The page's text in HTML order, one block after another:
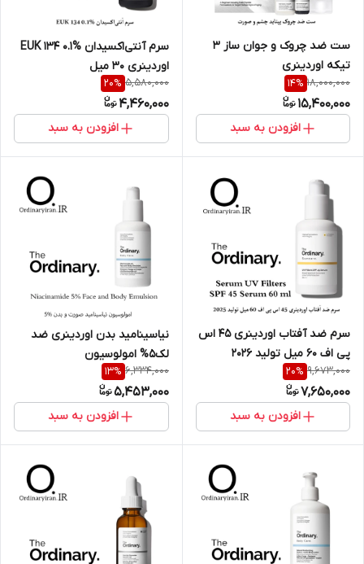
ست ضد چروک و جوان ساز 3
تیکه اوردینری
18,000,000
14%
15,400,000
افزودن به سبد
سرم آنتی‌اکسیدان EUK 134 0.1%
اوردینری 30 میل
5,580,000
20%
4,460,000
افزودن به سبد
سرم ضد آفتاب اوردینری 45 اس
پی اف 60 میل تولید 2026
9,673,000
20%
7,650,000
افزودن به سبد
نیاسینامید بدن اوردینری ضد
لک5% امولوسیون
6,334,000
13%
5,453,000
افزودن به سبد